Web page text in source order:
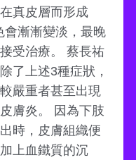
真皮層而形成
會漸漸變淡，最晚
受治療。 蔡長祐
了上述3種症狀，
嚴重者甚至出現
膚炎。 因為下肢
時，皮膚組織便
上血鐵質的沉